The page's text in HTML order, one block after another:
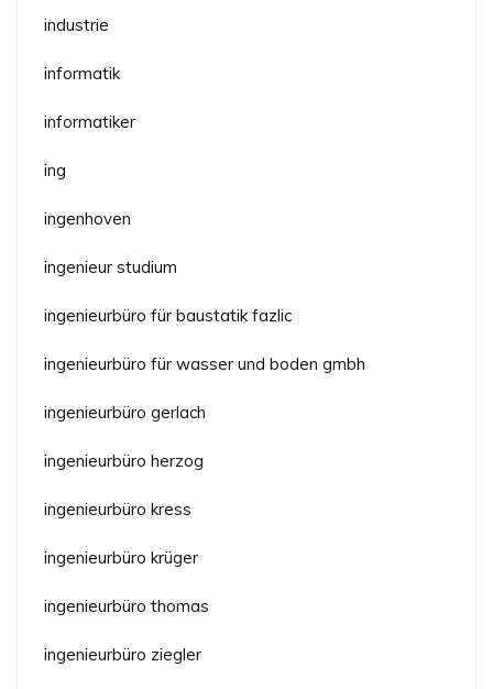
industrie
informatik
informatiker
ing
ingenhoven
ingenieur studium
ingenieurbüro für baustatik fazlic
ingenieurbüro für wasser und boden gmbh
ingenieurbüro gerlach
ingenieurbüro herzog
ingenieurbüro kress
ingenieurbüro krüger
ingenieurbüro thomas
ingenieurbüro ziegler